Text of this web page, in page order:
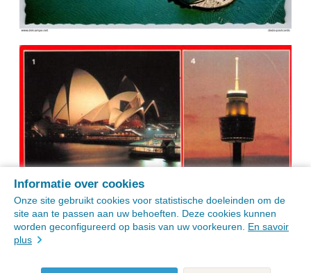
Informatie over cookies
Onze site gebruikt cookies voor statistische doeleinden om de
site aan te passen aan uw behoeften. Deze cookies kunnen
worden geconfigureerd op basis van uw voorkeuren. En savoir
plus